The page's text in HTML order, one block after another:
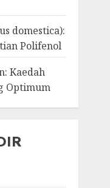
domestica):
Polifenol
Kaedah
Optimum